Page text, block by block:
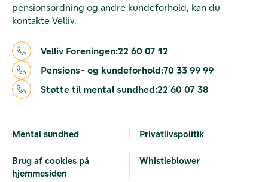
pensionsordning og andre kundeforhold, kan du
kontakte Velliv.
Velliv Foreningen:22 60 07 12
Pensions- og kundeforhold:70 33 99 99
Støtte til mental sundhed:22 60 07 38
Mental sundhed Privatlivspolitik
Brug af cookies på
hjemmesiden
Whistleblower